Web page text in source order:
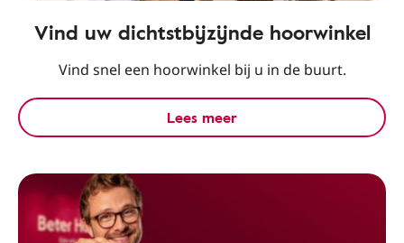
Vind uw dichtstbijzijnde hoorwinkel
Vind snel een hoorwinkel bij u in de buurt.
Lees meer